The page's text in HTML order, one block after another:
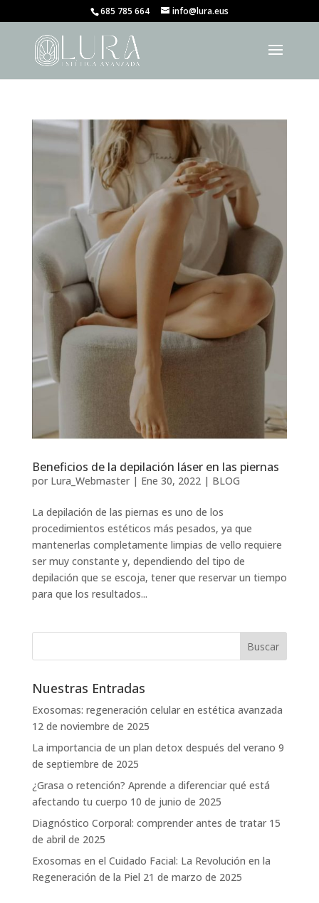
685 785 664 info@lura.eus
Beneficios de la depilación láser en las piernas
por Lura_Webmaster| Ene 30, 2022| BLOG
La depilación de las piernas es uno de los
procedimientos estéticos más pesados, ya que
mantenerlas completamente limpias de vello requiere
ser muy constante y, dependiendo del tipo de
depilación que se escoja, tener que reservar un tiempo
para que los resultados...
Nuestras Entradas
Exosomas: regeneración celular en estética avanzada
12 de noviembre de 2025
La importancia de un plan detox después del verano 9
de septiembre de 2025
¿Grasa o retención? Aprende a diferenciar qué está
afectando tu cuerpo 10 de junio de 2025
Diagnóstico Corporal: comprender antes de tratar 15
de abril de 2025
Exosomas en el Cuidado Facial: La Revolución en la
Regeneración de la Piel 21 de marzo de 2025